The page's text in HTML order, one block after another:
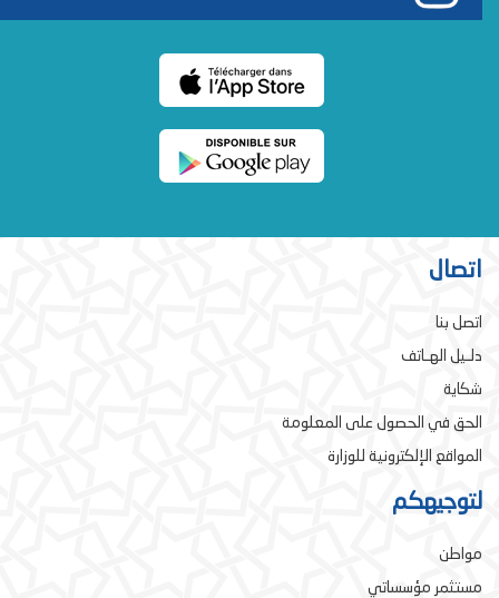
اتصال
اتصل بنا
دلـيل الهـاتف
شكاية
الحق في الحصول على المعلومة
المواقع الإلكترونية للوزارة
لتوجيهكم
مواطن
مستثمر مؤسساتي